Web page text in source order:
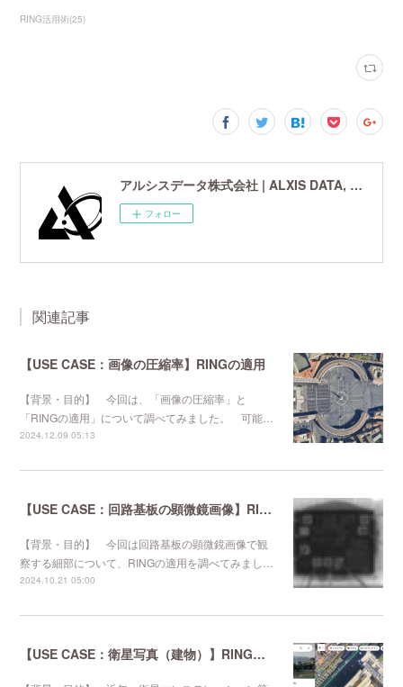
RING活用術(25)
アルシスデータ株式会社 | ALXIS DATA, Inc. | 世界最先端の画像鮮鋭化技術研究開発企業
フォロー
関連記事
【USE CASE：画像の圧縮率】RINGの適用
【背景・目的】 今回は、「画像の圧縮率」と
「RINGの適用」について調べてみました。 可能…
2024.12.09 05:13
【USE CASE：回路基板の顕微鏡画像】RINGの適用
【背景・目的】 今回は回路基板の顕微鏡画像で観
察する細部について、RINGの適用を調べてみまし…
2024.10.21 05:00
【USE CASE：衛星写真（建物）】RINGの適用